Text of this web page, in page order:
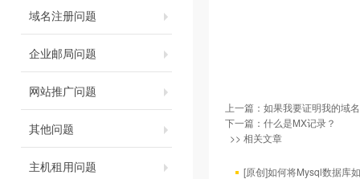
域名注册问题
企业邮局问题
网站推广问题
其他问题
主机租用问题
上一篇： 如果我要证明我的域
下一篇： 什么是MX记录？
>> 相关文章
[原创]如何将Mysql数据库